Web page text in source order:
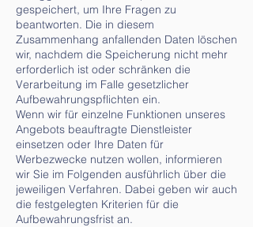
gespeichert, um Ihre Fragen zu
beantworten. Die in diesem
Zusammenhang anfallenden Daten löschen
wir, nachdem die Speicherung nicht mehr
erforderlich ist oder schränken die
Verarbeitung im Falle gesetzlicher
Aufbewahrungspflichten ein.
Wenn wir für einzelne Funktionen unseres
Angebots beauftragte Dienstleister
einsetzen oder Ihre Daten für
Werbezwecke nutzen wollen, informieren
wir Sie im Folgenden ausführlich über die
jeweiligen Verfahren. Dabei geben wir auch
die festgelegten Kriterien für die
Aufbewahrungsfrist an.